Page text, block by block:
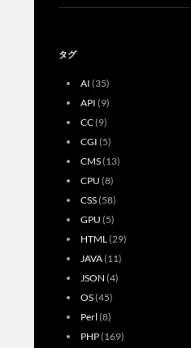
タグ
AI (35)
API (9)
CC(9)
CGI (5)
CMS(13)
CPU (8)
CSS(58)
GPU (5)
HTML(29)
JAVA(11)
JSON (4)
OS(45)
Perl (8)
PHP(169)